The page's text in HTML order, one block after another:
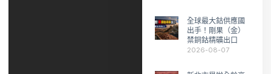
全球最大鈷供應國
出手！剛果（金）
禁銅鈷精礦出口
2026-08-07